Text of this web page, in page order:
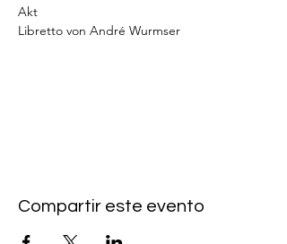
Akt
Libretto von André Wurmser
Compartir este evento